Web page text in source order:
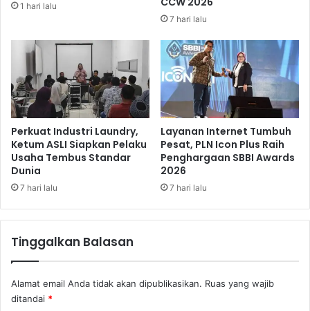
b
n
i
t
a
n
S
e
k
t
a
k
r
e
b
a
r
d
i
I
n
d
o
a
e
r
1 hari lalu
7 hari lalu
Perkuat Industri Laundry,
Ketum ASLI Siapkan Pelaku
Usaha Tembus Standar
Dunia
7 hari lalu
Layanan Internet Tumbuh
Pesat, PLN Icon Plus Raih
Penghargaan SBBI Awards
2026
7 hari lalu
Tinggalkan Balasan
Alamat email Anda tidak akan dipublikasikan. Ruas yang wajib
ditandai *